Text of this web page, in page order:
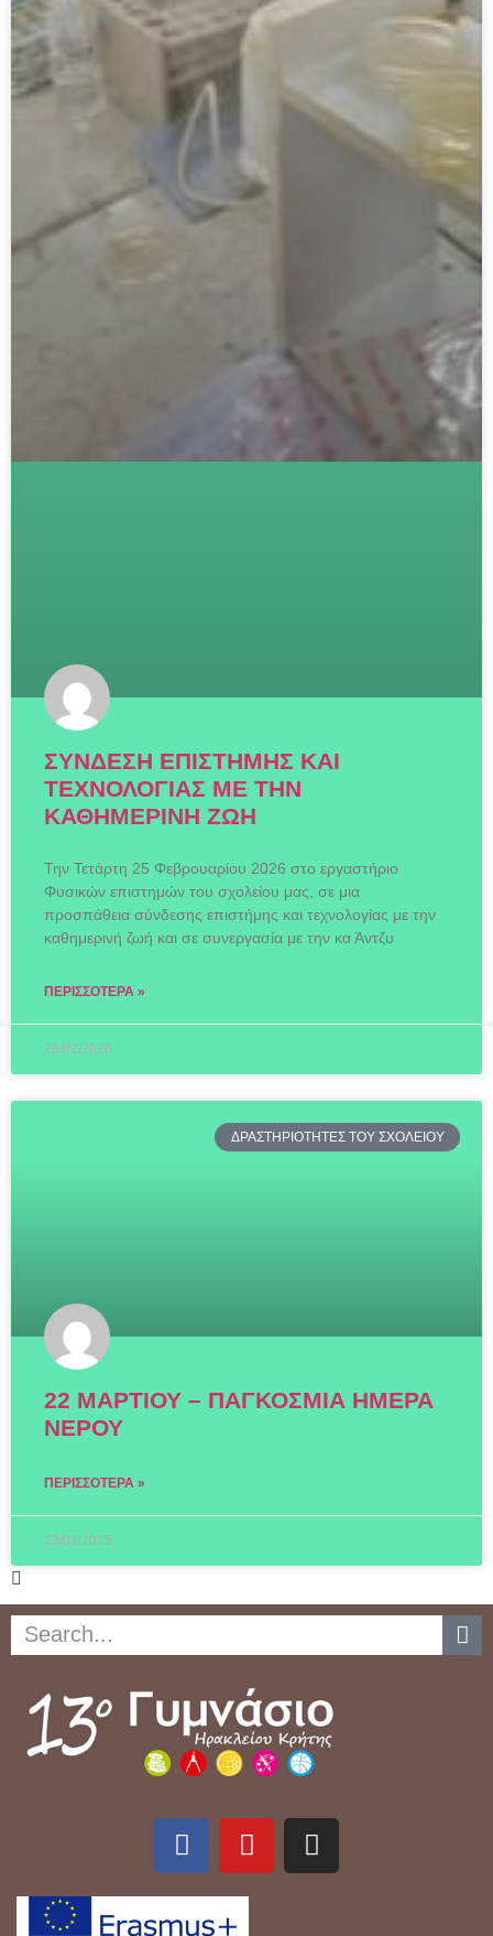
ΣΥΝΔΕΣΗ ΕΠΙΣΤΗΜΗΣ ΚΑΙ
ΤΕΧΝΟΛΟΓΙΑΣ ΜΕ ΤΗΝ
ΚΑΘΗΜΕΡΙΝΗ ΖΩΗ
Την Τετάρτη 25 Φεβρουαρίου 2026 στο εργαστήριο
Φυσικών επιστημών του σχολείου μας, σε μια
προσπάθεια σύνδεσης επιστήμης και τεχνολογίας με την
καθημερινή ζωή και σε συνεργασία με την κα Άντζυ
ΠΕΡΙΣΣΌΤΕΡΑ »
26/02/2026
ΔΡΑΣΤΗΡΙΟΤΗΤΕΣ ΤΟΥ ΣΧΟΛΕΙΟΥ
22 ΜΑΡΤΙΟΥ – ΠΑΓΚΟΣΜΙΑ ΗΜΕΡΑ
ΝΕΡΟΥ
ΠΕΡΙΣΣΌΤΕΡΑ »
23/03/2025